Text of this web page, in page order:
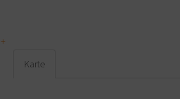
Karte